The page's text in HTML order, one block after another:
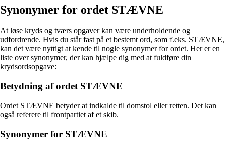
Synonymer for ordet STÆVNE
At løse kryds og tværs opgaver kan være underholdende og
udfordrende. Hvis du står fast på et bestemt ord, som f.eks. STÆVNE,
kan det være nyttigt at kende til nogle synonymer for ordet. Her er en
liste over synonymer, der kan hjælpe dig med at fuldføre din
krydsordsopgave:
Betydning af ordet STÆVNE
Ordet STÆVNE betyder at indkalde til domstol eller retten. Det kan
også referere til frontpartiet af et skib.
Synonymer for STÆVNE